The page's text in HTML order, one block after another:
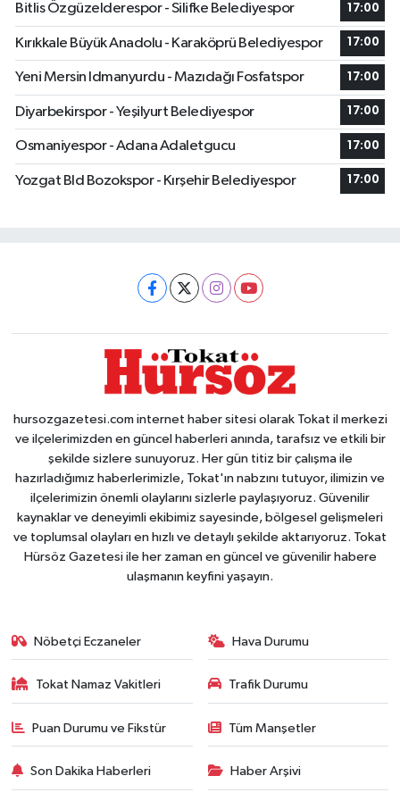
Bitlis Özgüzelderespor - Silifke Belediyespor 17:00
Kırıkkale Büyük Anadolu - Karaköprü Belediyespor 17:00
Yeni Mersin Idmanyurdu - Mazıdağı Fosfatspor 17:00
Diyarbekirspor - Yeşilyurt Belediyespor 17:00
Osmaniyespor - Adana Adaletgucu 17:00
Yozgat Bld Bozokspor - Kırşehir Belediyespor 17:00
hursozgazetesi.com internet haber sitesi olarak Tokat il merkezi
ve ilçelerimizden en güncel haberleri anında, tarafsız ve etkili bir
şekilde sizlere sunuyoruz. Her gün titiz bir çalışma ile
hazırladığımız haberlerimizle, Tokat'ın nabzını tutuyor, ilimizin ve
ilçelerimizin önemli olaylarını sizlerle paylaşıyoruz. Güvenilir
kaynaklar ve deneyimli ekibimiz sayesinde, bölgesel gelişmeleri
ve toplumsal olayları en hızlı ve detaylı şekilde aktarıyoruz. Tokat
Hürsöz Gazetesi ile her zaman en güncel ve güvenilir habere
ulaşmanın keyfini yaşayın.
Nöbetçi Eczaneler Hava Durumu
Tokat Namaz Vakitleri Trafik Durumu
Puan Durumu ve Fikstür Tüm Manşetler
Son Dakika Haberleri Haber Arşivi